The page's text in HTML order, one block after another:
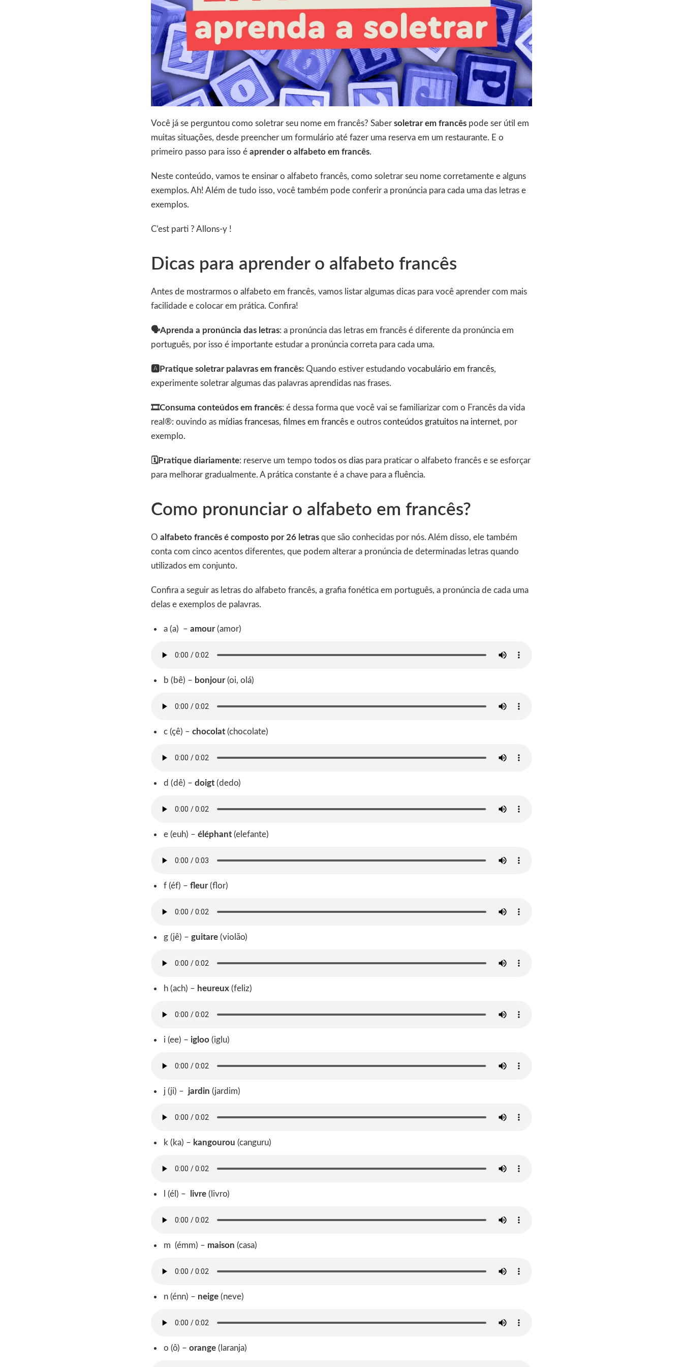
Você já se perguntou como soletrar seu nome em francês? Saber soletrar em francês pode ser útil em
muitas situações, desde preencher um formulário até fazer uma reserva em um restaurante. E o
primeiro passo para isso é aprender o alfabeto em francês.
Neste conteúdo, vamos te ensinar o alfabeto francês, como soletrar seu nome corretamente e alguns
exemplos. Ah! Além de tudo isso, você também pode conferir a pronúncia para cada uma das letras e
exemplos.
C’est parti ? Allons-y !
Dicas para aprender o alfabeto francês
Antes de mostrarmos o alfabeto em francês, vamos listar algumas dicas para você aprender com mais
facilidade e colocar em prática. Confira!
🗣️Aprenda a pronúncia das letras: a pronúncia das letras em francês é diferente da pronúncia em
português, por isso é importante estudar a pronúncia correta para cada uma.
🅰️Pratique soletrar palavras em francês: Quando estiver estudando vocabulário em francês,
experimente soletrar algumas das palavras aprendidas nas frases.
🎞️Consuma conteúdos em francês: é dessa forma que você vai se familiarizar com o Francês da vida
real®: ouvindo as mídias francesas, filmes em francês e outros conteúdos gratuitos na internet, por
exemplo.
🗓️Pratique diariamente: reserve um tempo todos os dias para praticar o alfabeto francês e se esforçar
para melhorar gradualmente. A prática constante é a chave para a fluência.
Como pronunciar o alfabeto em francês?
O alfabeto francês é composto por 26 letras que são conhecidas por nós. Além disso, ele também
conta com cinco acentos diferentes, que podem alterar a pronúncia de determinadas letras quando
utilizados em conjunto.
Confira a seguir as letras do alfabeto francês, a grafia fonética em português, a pronúncia de cada uma
delas e exemplos de palavras.
a (a) –amour(amor)
b (bê) – bonjour(oi, olá)
c (çê) – chocolat (chocolate)
d (dê) –doigt (dedo)
e (euh) –éléphant(elefante)
f (éf) –fleur(flor)
g (jê) –guitare(violão)
h (ach) – heureux (feliz)
i (ee) – igloo(iglu)
j (ji) – jardin (jardim)
k (ka) – kangourou (canguru)
l (él) – livre (livro)
m (émm) – maison(casa)
n (énn) – neige(neve)
o (ô) –orange (laranja)